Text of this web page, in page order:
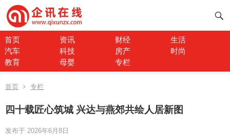
首页 资讯 财经
生活
汽车
科技 房产
时尚
教育
母婴 专栏
首页 专栏
四十载匠心筑城 兴达与燕郊共绘人居新图
发布于 2026年6月8日